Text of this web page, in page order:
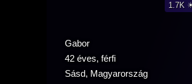
1.7K
Gabor
42 éves, férfi
Sásd, Magyarország